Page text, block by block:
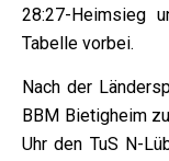
28:27-Heimsieg
Tabelle vorbei.
Nach der
BBM Bietigheim
Uhr den TuS N-